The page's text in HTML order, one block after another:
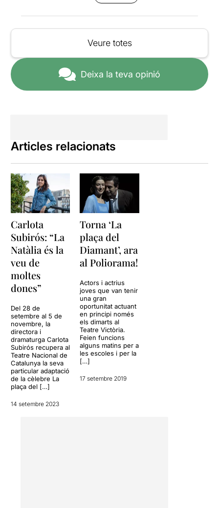
Veure totes
Deixa la teva opinió
Articles relacionats
Carlota
Subirós: “La
Natàlia és la
veu de
moltes
dones”
Del 28 de
setembre al 5 de
novembre, la
directora i
dramaturga Carlota
Subirós recupera al
Teatre Nacional de
Catalunya la seva
particular adaptació
de la cèlebre La
plaça del […]
14 setembre 2023
Torna ‘La
plaça del
Diamant’, ara
al Poliorama!
Actors i actrius
joves que van tenir
una gran
oportunitat actuant
en principi només
els dimarts al
Teatre Victòria.
Feien funcions
alguns matins per a
les escoles i per la
[…]
17 setembre 2019